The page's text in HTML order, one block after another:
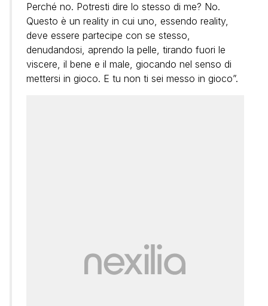
Perché no. Potresti dire lo stesso di me? No.
Questo è un reality in cui uno, essendo reality,
deve essere partecipe con se stesso,
denudandosi, aprendo la pelle, tirando fuori le
viscere, il bene e il male, giocando nel senso di
mettersi in gioco. E tu non ti sei messo in gioco”.